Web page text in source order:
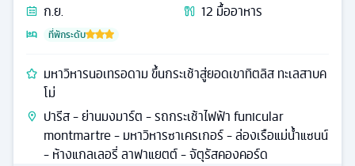
ก.ย.
12 มื้ออาหาร
ที่พักระดับ
มหาวิหารนอเทรอดาม ขึ้นกระเช้าสู่ยอดเขาทิตลิส ทะเลสาบค
โม่
ปารีส - ย่านมงมาร์ต - รถกระเช้าไฟฟ้า funicular
montmartre - มหาวิหารซาเครเกอร์ - ล่องเรือแม่น้ำแซนน์
- ห้างแกลเลอรี่ ลาฟาแยตต์ - จัตุรัสคองคอร์ด